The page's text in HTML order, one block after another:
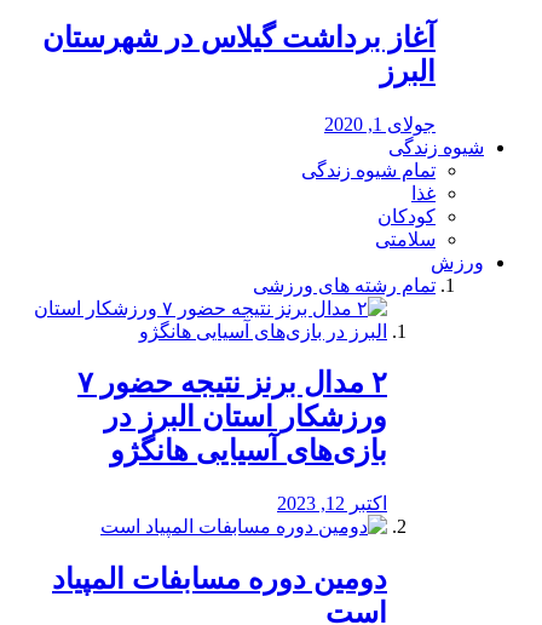
آغاز برداشت گیلاس در شهرستان
البرز
جولای 1, 2020
شیوه زندگی
تمام شیوه زندگی
غذا
کودکان
سلامتی
ورزش
تمام رشته های ورزشی
۲ مدال برنز نتیجه حضور ۷
ورزشکار استان البرز در
بازی‌های آسیایی هانگژو
اکتبر 12, 2023
دومین دوره مسابفات المپیاد
است